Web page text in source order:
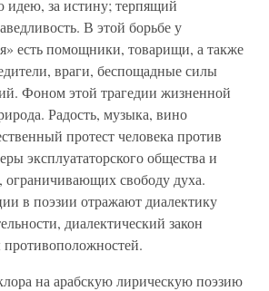
идею, за истину; терпящий
В этой борьбе у
есть помощники, товарищи, а также
враги, беспощадные силы
Фоном этой трагедии жизненной
Радость, музыка, вино
протест человека против
эксплуататорского общества и
ограничивающих свободу духа.
в поэзии отражают диалектику
диалектический закон
на арабскую лирическую поэзию